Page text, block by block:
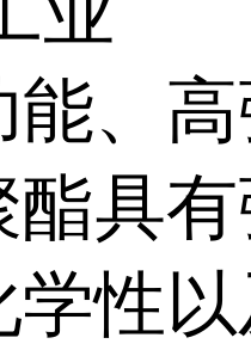
、高
具有
性